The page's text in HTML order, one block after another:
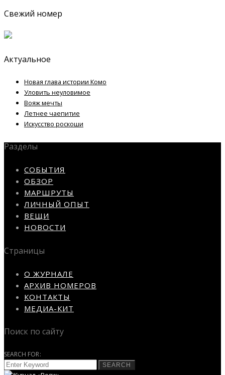
Свежий номер
Актуальное
Новая глава истории Комо
Уловить неуловимое
Вояж мечты
Летнее чаепитие
Искусство роскоши
Разделы
СОБЫТИЯ
ОБЗОР
МАРШРУТЫ
ЛИЧНЫЙ ОПЫТ
ВЕЩИ
НОВОСТИ
Страницы
О ЖУРНАЛЕ
АРХИВ НОМЕРОВ
КОНТАКТЫ
МЕДИА-КИТ
Поиск по сайту
SEARCH FOR:
SEARCH